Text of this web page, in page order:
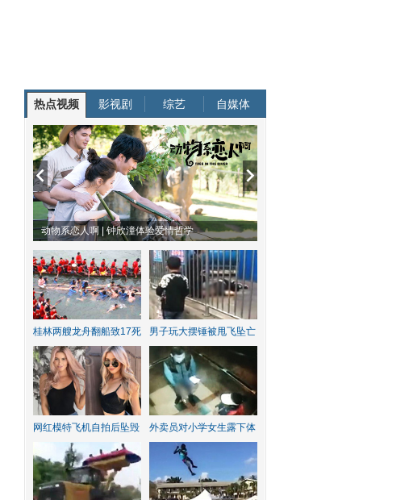
热点视频 影视剧 综艺 自媒体
动物系恋人啊 | 钟欣潼体验爱情哲学
桂林两艘龙舟翻船致17死 男子玩大摆锤被甩飞坠亡
网红模特飞机自拍后坠毁 外卖员对小学女生露下体